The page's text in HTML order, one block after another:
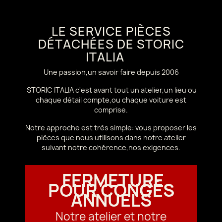
LE SERVICE PIÈCES
DÉTACHÉES DE STORIC
ITALIA
Une passion,un savoir faire depuis 2006
STORIC ITALIA c'est avant tout un atelier,un lieu ou
chaque détail compte,ou chaque voiture est
comprise.
Notre approche est très simple: vous proposer les
pièces que nous utilisons dans notre atelier
suivant notre cohérence,nos exigences.
FERMETURE
POUR CONGÉS
ANNUELS
Notre atelier et notre